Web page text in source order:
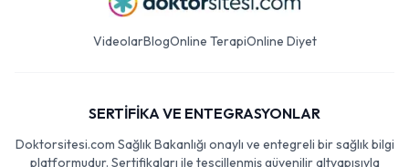
VideolarBlogOnline TerapiOnline Diyet
SERTİFİKA VE ENTEGRASYONLAR
Doktorsitesi.com Sağlık Bakanlığı onaylı ve entegreli bir sağlık bilgi
platformudur. Sertifikaları ile tescillenmiş güvenilir altyapısıyla